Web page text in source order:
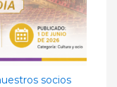
socios